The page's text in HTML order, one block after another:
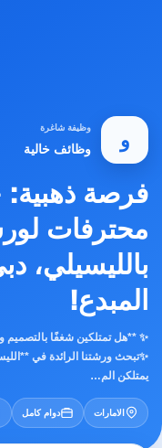
و
وظيفة شاغرة
وظائف خالية
فرصة
محترفات
بالليسيلي،
المبدع!
✨ **هل تمتلكين شغفًا بالتصميم
✨تبحث ورشتنا الرائدة في
يمتلكن الم…
الامارات دوام كامل